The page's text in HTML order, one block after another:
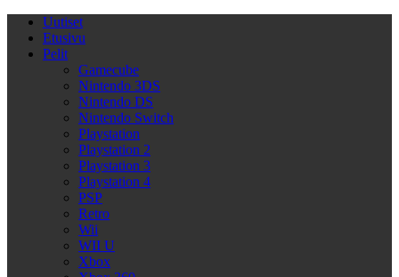
Uutiset
Etusivu
Pelit
Gamecube
Nintendo 3DS
Nintendo DS
Nintendo Switch
Playstation
Playstation 2
Playstation 3
Playstation 4
PSP
Retro
Wii
WII U
Xbox